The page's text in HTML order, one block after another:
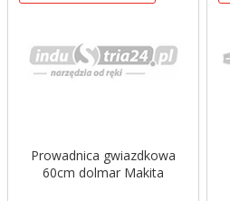
Prowadnica gwiazdkowa
60cm dolmar Makita